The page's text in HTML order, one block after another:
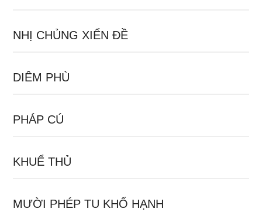
NHỊ CHỦNG XIỂN ĐỀ
DIÊM PHÙ
PHÁP CÚ
KHUỂ THỦ
MƯỜI PHÉP TU KHỔ HẠNH